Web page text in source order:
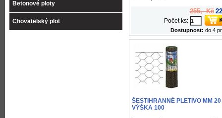
Betonové ploty
Chovatelský plot
255,- Kč
Počet ks:
Dostupnost: do 4
ŠESTIHRANNÉ PLETIVO MM
VÝŠKA 100